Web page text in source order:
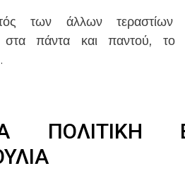
των άλλων τεραστίων
στα πάντα και παντού,
ΠΟΛΙΤΙΚΗ